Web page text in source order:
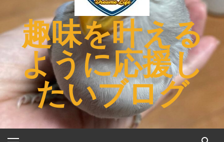
プ
趣味を叶える
ように応援し
たいブログ